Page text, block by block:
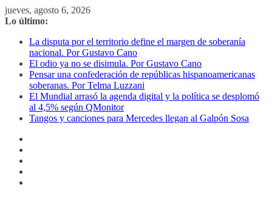
Saltar
al
jueves, agosto 6, 2026
Lo último:
La disputa por el territorio define el margen de soberanía
nacional. Por Gustavo Cano
El odio ya no se disimula. Por Gustavo Cano
Pensar una confederación de repúblicas hispanoamericanas
soberanas. Por Telma Luzzani
El Mundial arrasó la agenda digital y la política se desplomó
al 4,5% según QMonitor
Tangos y canciones para Mercedes llegan al Galpón Sosa